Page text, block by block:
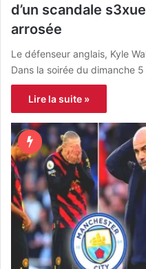
d’un scandale
arrosée
Le défenseur anglais, Kyle
Dans la soirée du dimanche
Lire la suite »